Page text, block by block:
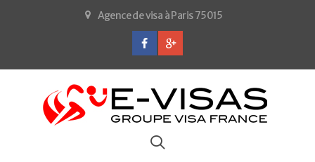
Agence de visa à Paris 75015